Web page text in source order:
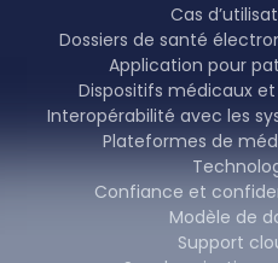
Cas
Dossiers de santé
Application pour
Dispositifs médicaux
Interopérabilité avec les
Plateformes de
Confiance et
Modèle de
Support